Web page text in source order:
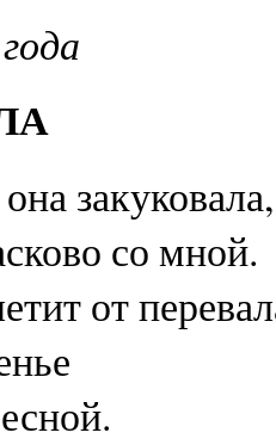
закуковала,
со мной.
от